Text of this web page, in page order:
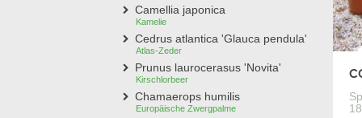
Camellia japonica
Kamelie
Cedrus atlantica 'Glauca pendula'
Atlas-Zeder
Prunus laurocerasus 'Novita'
Kirschlorbeer
Chamaerops humilis
Europäische Zwergpalme